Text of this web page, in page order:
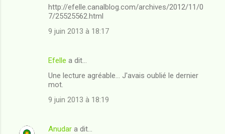
http://efelle.canalblog.com/archives/2012/11/0
7/25525562.html
9 juin 2013 à 18:17
Efelle a dit…
Une lecture agréable... J'avais oublié le dernier
mot.
9 juin 2013 à 18:19
Anudar a dit…